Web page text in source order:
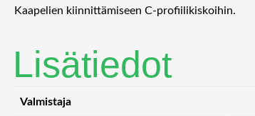
Kaapelien kiinnittämiseen C-profiilikiskoihin.
Lisätiedot
Valmistaja